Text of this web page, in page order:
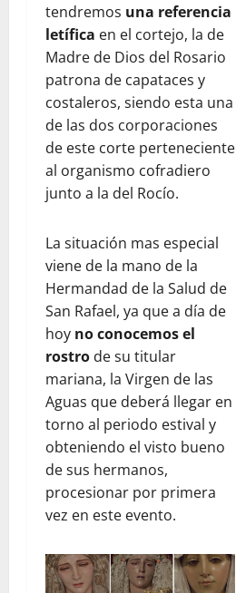
tendremos una referencia
letífica en el cortejo, la de
Madre de Dios del Rosario
patrona de capataces y
costaleros, siendo esta una
de las dos corporaciones
de este corte perteneciente
al organismo cofradiero
junto a la del Rocío.
La situación mas especial
viene de la mano de la
Hermandad de la Salud de
San Rafael, ya que a día de
hoy no conocemos el
rostro de su titular
mariana, la Virgen de las
Aguas que deberá llegar en
torno al periodo estival y
obteniendo el visto bueno
de sus hermanos,
procesionar por primera
vez en este evento.